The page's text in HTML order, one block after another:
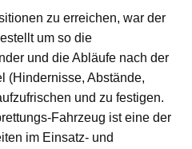
zu erreichen, war der
um so die
und die Abläufe nach der
(Hindernisse, Abstände,
und zu festigen.
Fahrzeug ist eine der
im Einsatz- und